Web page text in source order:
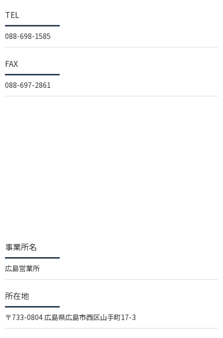
TEL
088-698-1585
FAX
088-697-2861
事業所名
広島営業所
所在地
〒733-0804 広島県広島市西区山手町17-3